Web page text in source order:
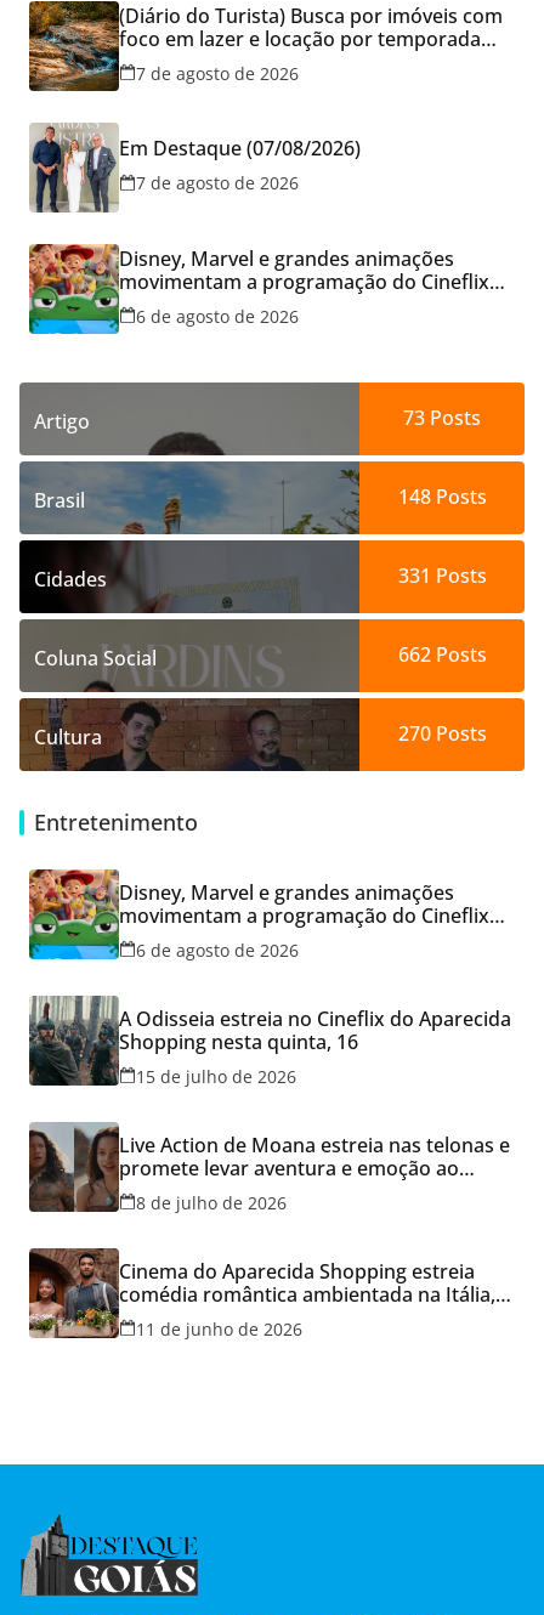
(Diário do Turista) Busca por imóveis com
foco em lazer e locação por temporada
cresce no Brasil
7 de agosto de 2026
Em Destaque (07/08/2026)
7 de agosto de 2026
Disney, Marvel e grandes animações
movimentam a programação do Cineflix
do Aparecida Shopping
6 de agosto de 2026
Artigo 73 Posts
Brasil 148Posts
Cidades 331 Posts
Coluna Social 662Posts
Cultura 270Posts
Entretenimento
Disney, Marvel e grandes animações
movimentam a programação do Cineflix
do Aparecida Shopping
6 de agosto de 2026
A Odisseia estreia no Cineflix do Aparecida
Shopping nesta quinta, 16
15 de julho de 2026
Live Action de Moana estreia nas telonas e
promete levar aventura e emoção ao
Cineflix do Aparecida Shopping
8 de julho de 2026
Cinema do Aparecida Shopping estreia
comédia romântica ambientada na Itália,
hoje e lança promoção para o Dia dos
Namorados
11 de junho de 2026